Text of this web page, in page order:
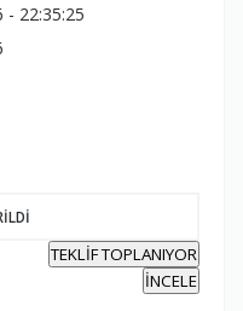
- 22:35:25
TEKLİF TOPLANIYOR
İNCELE